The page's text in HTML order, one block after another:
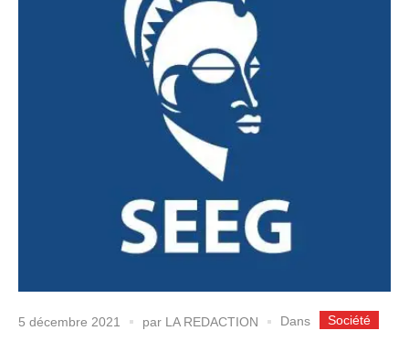
5 décembre 2021 par LA REDACTION Dans Société